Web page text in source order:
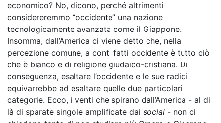
economico? No, dicono, perché altrimenti
considereremmo “occidente” una nazione
tecnologicamente avanzata come il Giappone.
Insomma, dall’America ci viene detto che, nella
percezione comune, a conti fatti occidente è tutto ciò
che è bianco e di religione giudaico-cristiana. Di
conseguenza, esaltare l’occidente e le sue radici
equivarrebbe ad esaltare quelle due particolari
categorie. Ecco, i venti che spirano dall’America - al di
là di sparate singole amplificate dai social - non ci